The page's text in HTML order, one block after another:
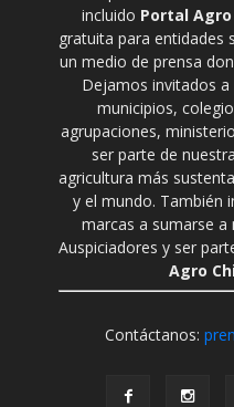
incluido Portal Agro
gratuita para entidades
un medio de prensa
Dejamos invitados
municipios,
agrupaciones,
ser parte de
agricultura más
y el mundo. También
marcas a sumarse
Auspiciadores y ser
Agro
Contáctanos: